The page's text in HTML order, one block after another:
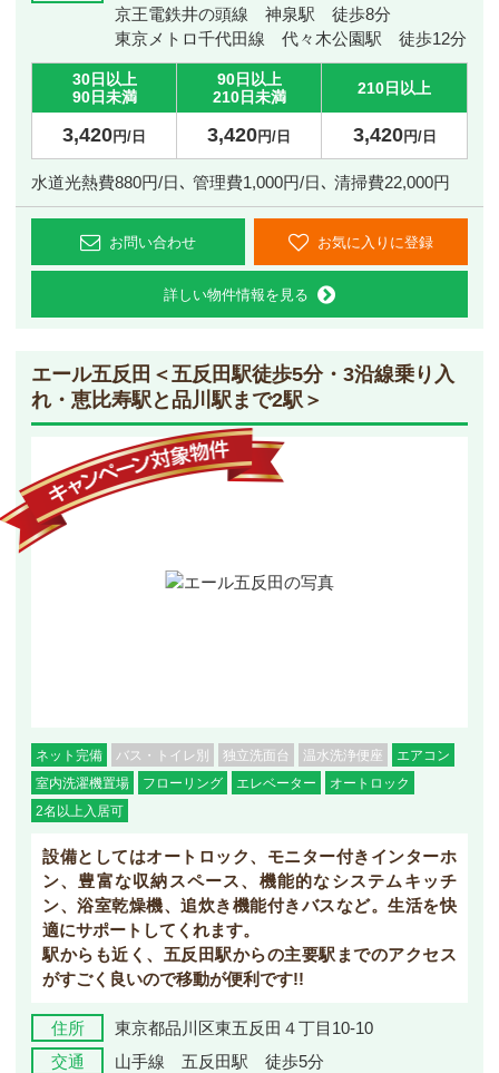
京王電鉄井の頭線 神泉駅 徒歩8分
東京メトロ千代田線 代々木公園駅 徒歩12分
30日以上
90日未満
90日以上
210日未満
210日以上
3,420円/日 3,420円/日 3,420円/日
水道光熱費880円/日､ 管理費1,000円/日､ 清掃費22,000円
お問い合わせ お気に入りに登録
詳しい物件情報を見る
エール五反田 ＜五反田駅徒歩5分・3沿線乗り入
れ・恵比寿駅と品川駅まで2駅＞
ネット完備 バス・トイレ別 独立洗面台 温水洗浄便座
エアコン
室内洗濯機置場
フローリング エレベーター
オートロック
2名以上入居可
住所
東京都品川区東五反田４丁目10-10
交通
山手線 五反田駅 徒歩5分
設備としてはオートロック、モニター付きインターホ
ン、豊富な収納スペース、機能的なシステムキッチ
ン、浴室乾燥機、追炊き機能付きバスなど。生活を快
適にサポートしてくれます。
駅からも近く、五反田駅からの主要駅までのアクセス
がすごく良いので移動が便利です!!